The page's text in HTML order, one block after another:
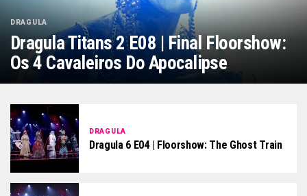
DRAGULA
Dragula Titans 2 E08 | Final Floorshow:
Os 4 Cavaleiros Do Apocalipse
DRAGULA
Dragula 6 E04 | Floorshow: The Ghost Train